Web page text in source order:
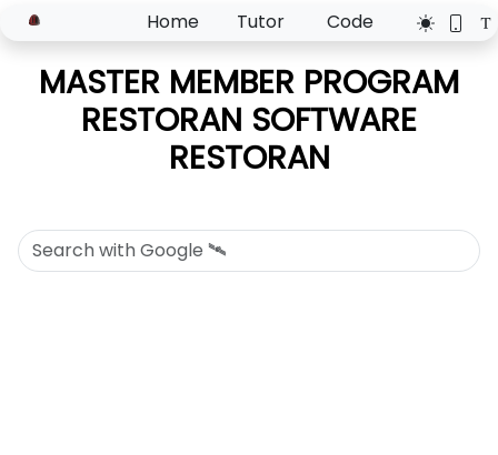
Home Tutor Code
MASTER MEMBER PROGRAM
RESTORAN SOFTWARE
RESTORAN